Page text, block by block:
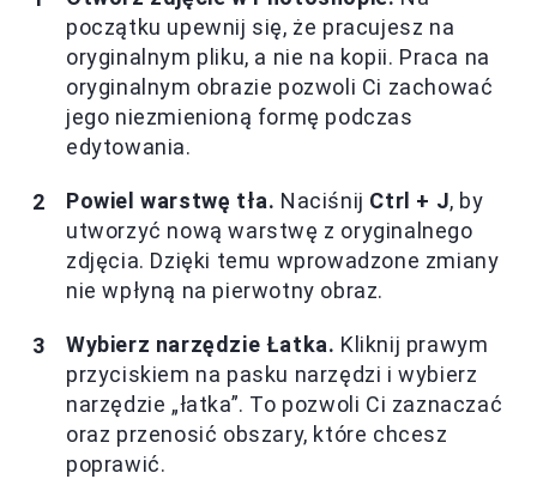
początku upewnij się, że pracujesz na
oryginalnym pliku, a nie na kopii. Praca na
oryginalnym obrazie pozwoli Ci zachować
jego niezmienioną formę podczas
edytowania.
Powiel warstwę tła. Naciśnij Ctrl + J, by
utworzyć nową warstwę z oryginalnego
zdjęcia. Dzięki temu wprowadzone zmiany
nie wpłyną na pierwotny obraz.
Wybierz narzędzie Łatka. Kliknij prawym
przyciskiem na pasku narzędzi i wybierz
narzędzie „łatka”. To pozwoli Ci zaznaczać
oraz przenosić obszary, które chcesz
poprawić.